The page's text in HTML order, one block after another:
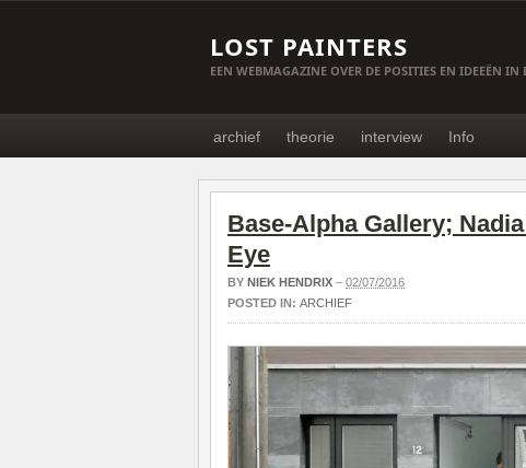
LOST PAINTERS
EEN WEBMAGAZINE OVER DE POSITIES EN IDEEËN IN
archief theorie interview Info
Base-Alpha Gallery;
Eye
BY NIEK HENDRIX – 02/07/2016
POSTED IN: ARCHIEF